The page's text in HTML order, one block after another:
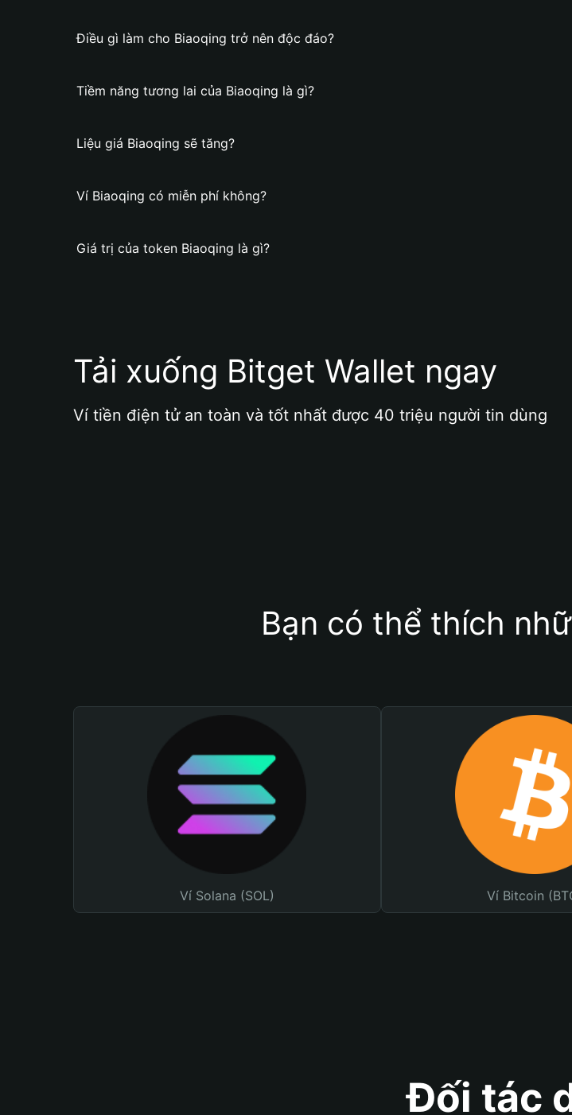
Điều gì làm cho Biaoqing trở nên độc đáo?
Tiềm năng tương lai của Biaoqing là gì?
Liệu giá Biaoqing sẽ tăng?
Ví Biaoqing có miễn phí không?
Giá trị của token Biaoqing là gì?
Tải xuống Bitget Wallet ngay
Ví tiền điện tử an toàn và tốt nhất được 40 triệu người tin dùng
Bạn có thể thích
Ví Solana (SOL) Ví Bitcoin
Đối tác